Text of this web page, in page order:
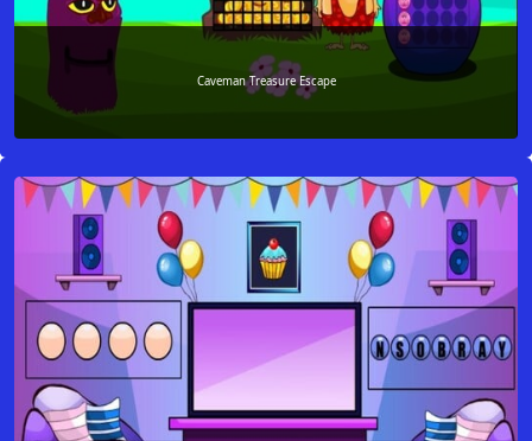
Caveman Treasure Escape